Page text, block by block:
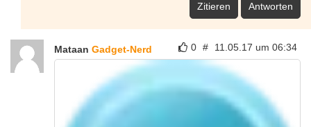
Zitieren Antworten
0 # 11.05.17 um 06:34
Mataan Gadget-Nerd